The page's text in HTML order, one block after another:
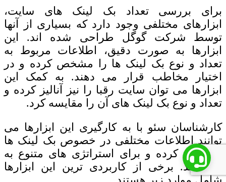
برای بررسی تعداد بک لینک های سایت،
ابزارهای مختلفی وجود دارد که بسیاری از آنها
توسط شرکت گوگل طراحی شده اند. این
ابزارها به صورت دقیق، اطلاعات مربوط به
تعداد و نوع بک لینک ها را مشخص کرده و در
اختیار مخاطب قرار می دهند. به کمک این
ابزارها می توان سایت رقبا را نیز آنالیز کرده و
تعداد و نوع بک لینک های آن را مقایسه کرد.
کارشناسان سئو با به کارگیری این ابزارها می
توانند اطلاعات مختلفی در خصوص بک لینک ها
استخراج کرده و برای استراتژی های متنوع به
کار برند. برخی از کاربردی ترین این ابزارها